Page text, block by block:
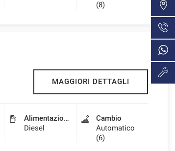
(8)
MAGGIORI DETTAGLI
Alimentazione
Diesel
Cambio
Automatico
(6)